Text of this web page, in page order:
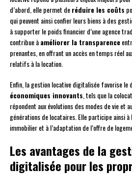
d’abord, elle permet deréduire les coûts
qui peuvent ainsi confier leurs biens à des
à supporter le poids financier d’une agence
contribue àaméliorer la transparence
prenantes, en offrant un accès en temps réel
relatifs à la location.
Enfin, la gestion locative digitalisée favorise le
économiques innovants , tels que la
répondent aux évolutions des modes de vie et
générations de locataires. Elle participe ainsi
immobilier et à l’adaptation de l’offre de
Les avantages de la
digitalisée pour les